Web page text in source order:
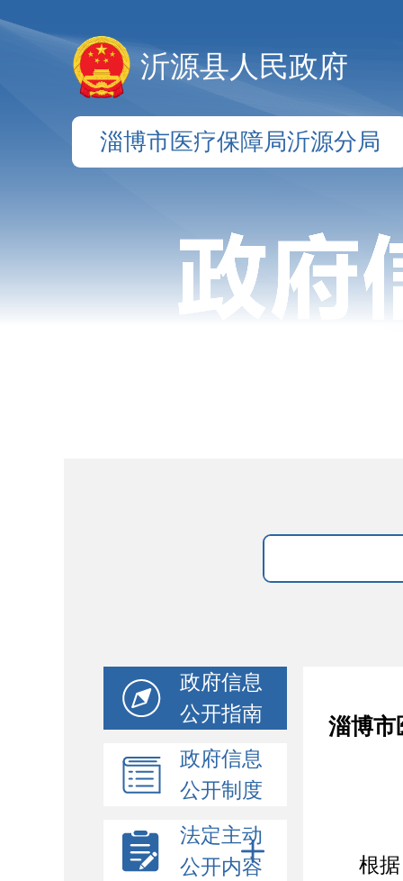
沂源县人民政府
淄博市医疗保障局沂源分局
政府信息
公开指南
政府信息
公开制度
法定主动
公开内容
淄博市
根